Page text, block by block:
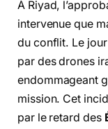
À Riyad,
intervenue que
du conflit. Le
par des drones
endommageant
mission. Cet
par le retard des